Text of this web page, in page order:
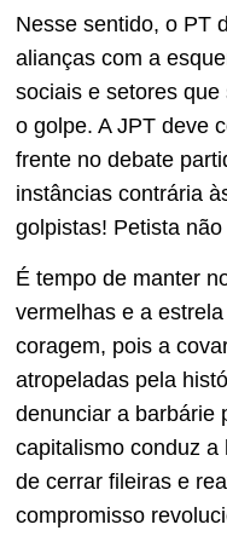
Nesse sentido, o PT
alianças com a
sociais e setores
o golpe. A JPT deve
frente no debate
instâncias contrária
golpistas! Petista
É tempo de manter
vermelhas e a
coragem, pois a
atropeladas pela
denunciar a barbárie
capitalismo conduz
de cerrar fileiras e
compromisso